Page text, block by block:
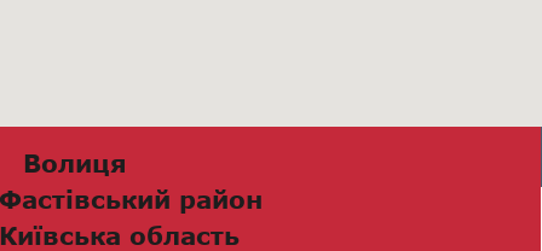
Волиця
Фастівський район
Київська область